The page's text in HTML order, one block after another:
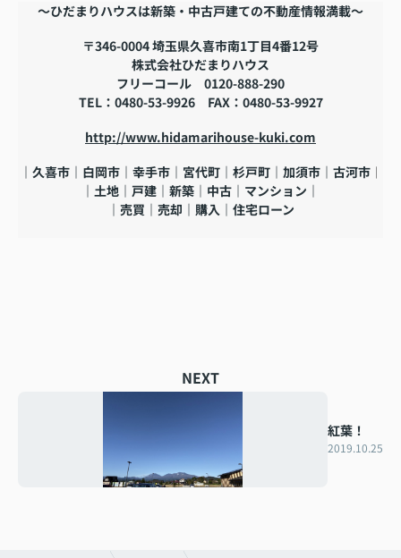
～ひだまりハウスは新築・中古戸建ての不動産情報満載～
〒346-0004 埼玉県久喜市南1丁目4番12号
株式会社ひだまりハウス
フリーコール 0120-888-290
TEL：0480-53-9926 FAX： 0480-53-9927
http://www.hidamarihouse-kuki.com
｜久喜市｜白岡市｜幸手市｜宮代町｜杉戸町｜加須市｜古河市｜
｜土地｜戸建｜新築｜中古｜マンション｜
｜売買｜売却｜購入｜住宅ローン
NEXT
紅葉！
2019.10.25